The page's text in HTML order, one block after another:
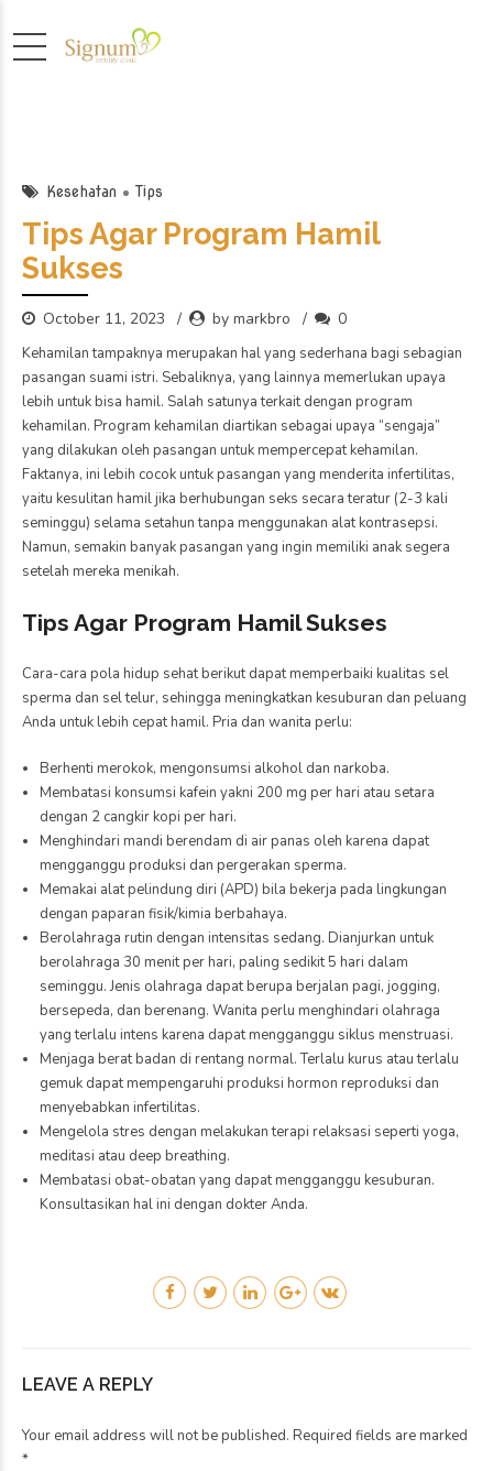
Kesehatan Tips
Tips Agar Program Hamil
Sukses
October 11, 2023 by markbro 0
Kehamilan tampaknya merupakan hal yang sederhana bagi sebagian
pasangan suami istri. Sebaliknya, yang lainnya memerlukan upaya
lebih untuk bisa hamil. Salah satunya terkait dengan program
kehamilan. Program kehamilan diartikan sebagai upaya “sengaja”
yang dilakukan oleh pasangan untuk mempercepat kehamilan.
Faktanya, ini lebih cocok untuk pasangan yang menderita infertilitas,
yaitu kesulitan hamil jika berhubungan seks secara teratur (2-3 kali
seminggu) selama setahun tanpa menggunakan alat kontrasepsi.
Namun, semakin banyak pasangan yang ingin memiliki anak segera
setelah mereka menikah.
Tips Agar Program Hamil Sukses
Cara-cara pola hidup sehat berikut dapat memperbaiki kualitas sel
sperma dan sel telur, sehingga meningkatkan kesuburan dan peluang
Anda untuk lebih cepat hamil. Pria dan wanita perlu:
Berhenti merokok, mengonsumsi alkohol dan narkoba.
Membatasi konsumsi kafein yakni 200 mg per hari atau setara
dengan 2 cangkir kopi per hari.
Menghindari mandi berendam di air panas oleh karena dapat
mengganggu produksi dan pergerakan sperma.
Memakai alat pelindung diri (APD) bila bekerja pada lingkungan
dengan paparan fisik/kimia berbahaya.
Berolahraga rutin dengan intensitas sedang. Dianjurkan untuk
berolahraga 30 menit per hari, paling sedikit 5 hari dalam
seminggu. Jenis olahraga dapat berupa berjalan pagi, jogging,
bersepeda, dan berenang. Wanita perlu menghindari olahraga
yang terlalu intens karena dapat mengganggu siklus menstruasi.
Menjaga berat badan di rentang normal. Terlalu kurus atau terlalu
gemuk dapat mempengaruhi produksi hormon reproduksi dan
menyebabkan infertilitas.
Mengelola stres dengan melakukan terapi relaksasi seperti yoga,
meditasi atau deep breathing.
Membatasi obat-obatan yang dapat mengganggu kesuburan.
Konsultasikan hal ini dengan dokter Anda.
LEAVE A REPLY
Your email address will not be published. Required fields are marked
*